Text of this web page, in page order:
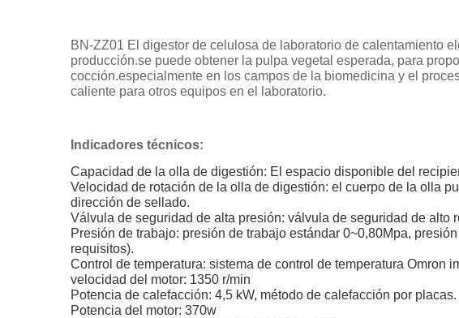
BN-ZZ01 El digestor de celulosa de laboratorio de calentamiento
producción.se puede obtener la pulpa vegetal esperada, para
cocción.especialmente en los campos de la biomedicina y el
caliente para otros equipos en el laboratorio.
Indicadores técnicos:
Capacidad de la olla de digestión: El espacio disponible del
Velocidad de rotación de la olla de digestión: el cuerpo de la olla
dirección de sellado.
Válvula de seguridad de alta presión: válvula de seguridad de alto
Presión de trabajo: presión de trabajo estándar 0~0,80Mpa,
requisitos).
Control de temperatura: sistema de control de temperatura Omron
velocidad del motor: 1350 r/min
Potencia de calefacción: 4,5 kW, método de calefacción por placas.
Potencia del motor: 370w